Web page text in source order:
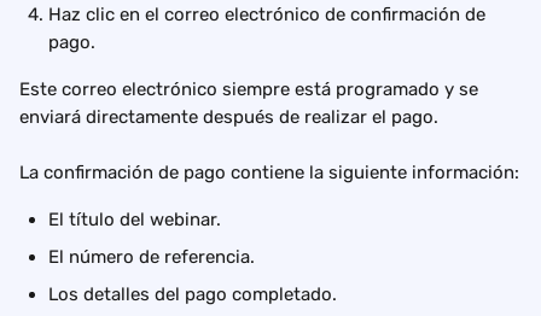
Haz clic en el correo electrónico de confirmación de
pago.
Este correo electrónico siempre está programado y se
enviará directamente después de realizar el pago.
La confirmación de pago contiene la siguiente información:
El título del webinar.
El número de referencia.
Los detalles del pago completado.